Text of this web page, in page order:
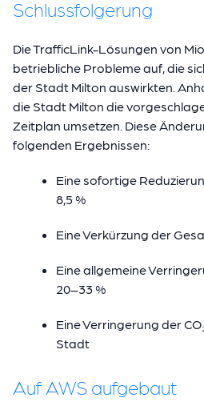
Schlussfolgerung
Die TrafficLink-Lösungen von
betriebliche Probleme auf, die
der Stadt Milton auswirkten.
die Stadt Milton die
Zeitplan umsetzen. Diese
folgenden Ergebnissen:
Eine sofortige
8,5 %
Eine Verkürzung der
Eine allgemeine
20–33 %
Eine Verringerung der
Stadt
Auf AWS aufgebaut